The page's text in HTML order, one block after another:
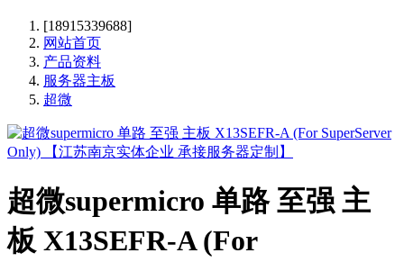
[18915339688]
网站首页
产品资料
服务器主板
超微
超微supermicro 单路 至强 主
板 X13SEFR-A (For